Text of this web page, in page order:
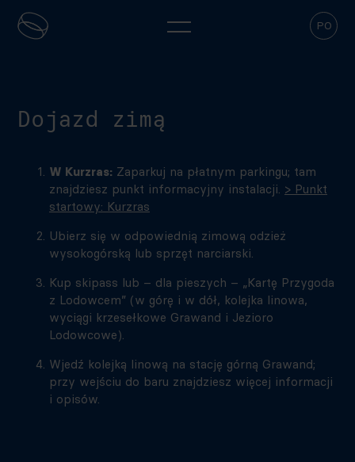
PO
Dojazd zimą
W Kurzras: Zaparkuj na płatnym parkingu; tam
znajdziesz punkt informacyjny instalacji. > Punkt
startowy: Kurzras
Ubierz się w odpowiednią zimową odzież
wysokogórską lub sprzęt narciarski.
Kup skipass lub – dla pieszych – „Kartę Przygoda
z Lodowcem” (w górę i w dół, kolejka linowa,
wyciągi krzesełkowe Grawand i Jezioro
Lodowcowe).
Wjedź kolejką linową na stację górną Grawand;
przy wejściu do baru znajdziesz więcej informacji
i opisów.